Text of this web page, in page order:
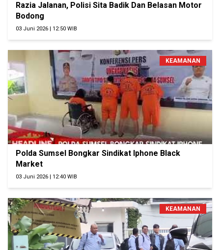
Razia Jalanan, Polisi Sita Badik Dan Belasan Motor
Bodong
03 Juni 2026 | 12:50 WIB
KEAMANAN
Polda Sumsel Bongkar Sindikat Iphone Black
Market
03 Juni 2026 | 12:40 WIB
KEAMANAN